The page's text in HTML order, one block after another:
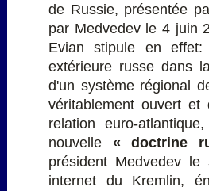
de Russie, présentée
par Medvedev le 4 juin
Evian stipule en
extérieure russe dans
d'un système régional
véritablement ouvert
relation euro-
nouvelle « doctrine
président Medvedev le
internet du Kremlin,